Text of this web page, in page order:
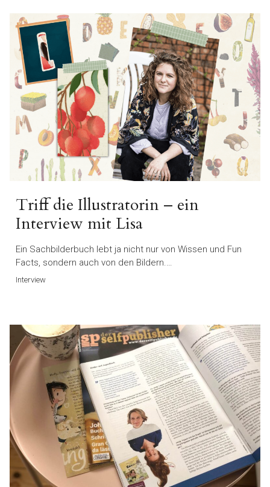
Triff die Illustratorin – ein
Interview mit Lisa
Ein Sachbilderbuch lebt ja nicht nur von Wissen und Fun
Facts, sondern auch von den Bildern.…
Interview